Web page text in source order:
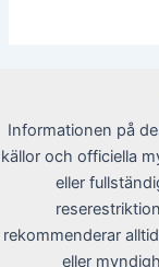
Informationen på
källor och officiella
eller
rekommenderar
eller